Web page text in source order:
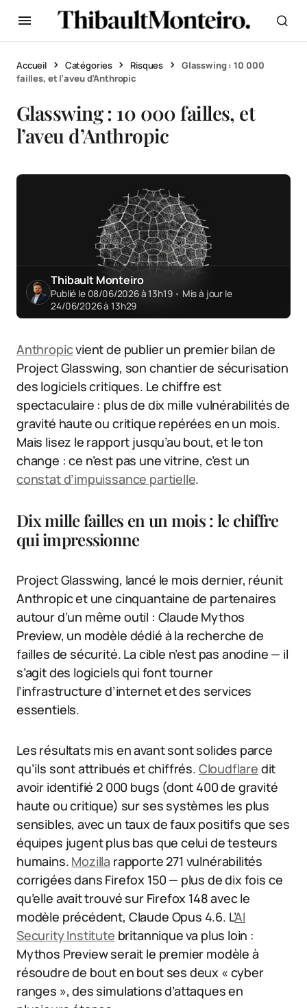
Accueil Catégories Risques
Glasswing : 10 000
failles, et l’aveu d’Anthropic
Glasswing : 10 000 failles, et
l’aveu d’Anthropic
Thibault Monteiro
Publié le 08/06/2026 à 13h19 • Mis à jour le
24/06/2026 à 13h29
Anthropicvient de publier un premier bilan de
Project Glasswing, son chantier de sécurisation
des logiciels critiques. Le chiffre est
spectaculaire : plus de dix mille vulnérabilités de
gravité haute ou critique repérées en un mois.
Mais lisez le rapport jusqu’au bout, et le ton
change : ce n’est pas une vitrine, c’est un
constat d’impuissance partielle.
Dix mille failles en un mois : le chiffre
qui impressionne
Project Glasswing, lancé le mois dernier, réunit
Anthropic et une cinquantaine de partenaires
autour d’un même outil : Claude Mythos
Preview, un modèle dédié à la recherche de
failles de sécurité. La cible n’est pas anodine — il
s’agit des logiciels qui font tourner
l’infrastructure d’internet et des services
essentiels.
Les résultats mis en avant sont solides parce
qu’ils sont attribués et chiffrés. Cloudflare dit
avoir identifié 2 000 bugs (dont 400 de gravité
haute ou critique) sur ses systèmes les plus
sensibles, avec un taux de faux positifs que ses
équipes jugent plus bas que celui de testeurs
humains. Mozilla rapporte 271 vulnérabilités
corrigées dans Firefox 150 — plus de dix fois ce
qu’elle avait trouvé sur Firefox 148 avec le
modèle précédent, Claude Opus 4.6. L’AI
Security Institute britannique va plus loin :
Mythos Preview serait le premier modèle à
résoudre de bout en bout ses deux « cyber
ranges », des simulations d’attaques en